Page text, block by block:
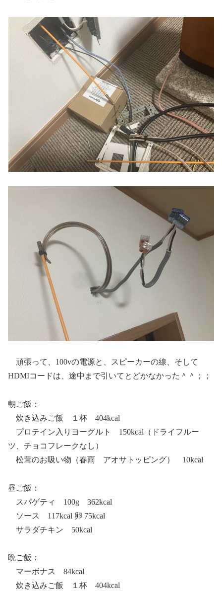
頑張って、100vの電源と、スピーカーの線、そして
HDMIコードは、途中まで引いてとどかなかった＾＾；；
朝ご飯：
炊き込みご飯 １杯 404kcal
プロテイン入りヨーグルト 150kcal（ドライフルー
ツ、チョコフレークなし）
松茸のお吸い物（春雨 アオサトッピング） 10kcal
昼ご飯：
スパゲティ 100g 362kcal
ソース 117kcal 卵 75kcal
サラダチキン 50kcal
晩ご飯：
マーボナス 84kcal
炊き込みご飯 １杯 404kcal